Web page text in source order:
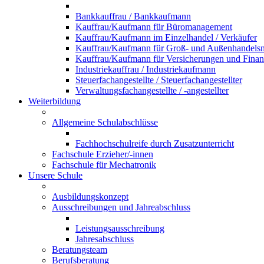
Bankkauffrau / Bankkaufmann
Kauffrau/Kaufmann für Büromanagement
Kauffrau/Kaufmann im Einzelhandel / Verkäufer
Kauffrau/Kaufmann für Groß- und
Kauffrau/Kaufmann für Versicherungen und
Industriekauffrau / Industriekaufmann
Steuerfachangestellte / Steuerfachangestellter
Verwaltungsfachangestellte / -angestellter
Weiterbildung
Allgemeine Schulabschlüsse
Fachhochschulreife durch Zusatzunterricht
Fachschule Erzieher/-innen
Fachschule für Mechatronik
Unsere Schule
Ausbildungskonzept
Ausschreibungen und Jahreabschluss
Leistungsausschreibung
Jahresabschluss
Beratungsteam
Berufsberatung